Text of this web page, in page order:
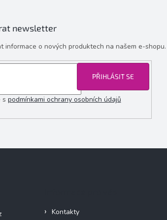
newsletter
informace o nových produktech na našem e-shopu.
s podmínkami ochrany osobních údajů
PŘIHLÁSIT SE
Kontakty